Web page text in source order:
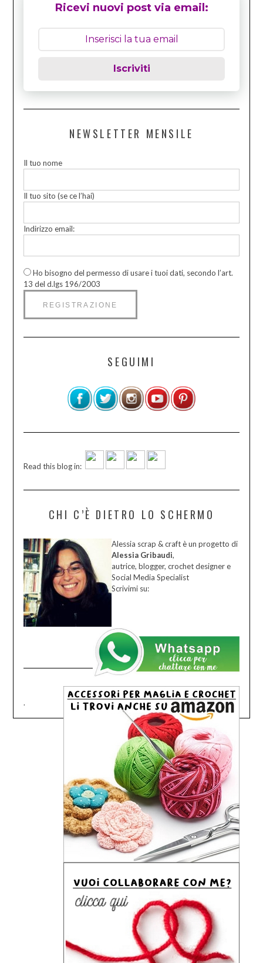
Ricevi nuovi post via email:
Iscriviti
NEWSLETTER MENSILE
Il tuo nome
Il tuo sito (se ce l’hai)
Indirizzo email:
Ho bisogno del permesso di usare i tuoi dati, secondo l’art.
13 del d.lgs 196/2003
SEGUIMI
Read this blog in:
CHI C’È DIETRO LO SCHERMO
Alessia scrap & craft è un progetto di
Alessia Gribaudi,
autrice, blogger, crochet designer e
Social Media Specialist
Scrivimi su:
.